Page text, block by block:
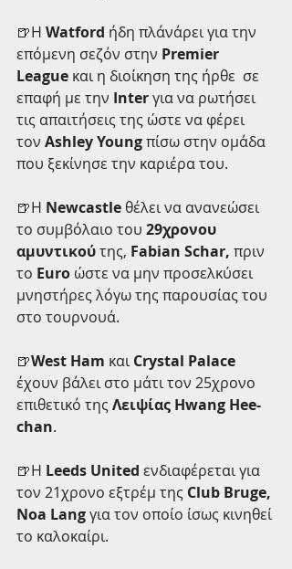
🍺Η Watford ήδη πλάνάρει για την
επόμενη σεζόν στην Premier
League και η διοίκηση της ήρθε  σε
επαφή με την Inter για να ρωτήσει
τις απαιτήσεις της ώστε να φέρει
τον Ashley Young πίσω στην ομάδα
που ξεκίνησε την καριέρα του.
🍺Η Newcastle θέλει να ανανεώσει
το συμβόλαιο του 29χρονου
αμυντικού της, Fabian Schar, πριν
το Euro ώστε να μην προσελκύσει
μνηστήρες λόγω της παρουσίας του
στο τουρνουά.
🍺West Ham και Crystal Palace
έχουν βάλει στο μάτι τον 25χρονο
επιθετικό της Λειψίας Hwang Hee-
chan.
🍺Η Leeds United ενδιαφέρεται για
τον 21χρονο εξτρέμ της Club Bruge,
Noa Lang για τον οποίο ίσως κινηθεί
το καλοκαίρι.